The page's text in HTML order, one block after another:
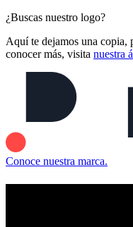
¿Buscas nuestro logo?
Aquí te dejamos una copia,
conocer más, visita nuestra
Conoce nuestra marca.